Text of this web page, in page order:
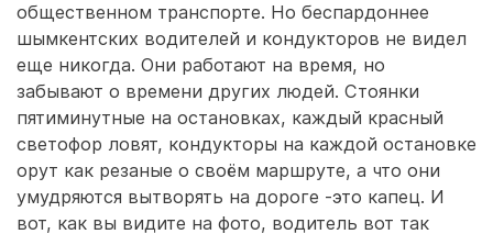
общественном транспорте. Но беспардоннее
шымкентских водителей и кондукторов не видел
еще никогда. Они работают на время, но
забывают о времени других людей. Стоянки
пятиминутные на остановках, каждый красный
светофор ловят, кондукторы на каждой остановке
орут как резаные о своём маршруте, а что они
умудряются вытворять на дороге -это капец. И
вот, как вы видите на фото, водитель вот так